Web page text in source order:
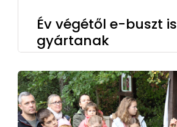
Év végétől e-buszt is
gyártanak